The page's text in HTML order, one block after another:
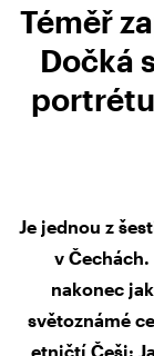
Téměř
Dočká
Je jednou z
v
nakonec
světoznámé
etničtí Češi: